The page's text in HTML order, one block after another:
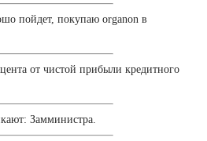
пойдет, покупаю organon в
от чистой прибыли кредитного
Замминистра.